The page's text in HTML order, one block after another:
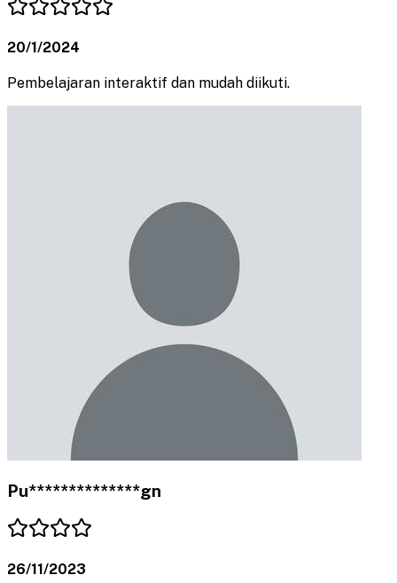
20/1/2024
Pembelajaran interaktif dan mudah diikuti.
Pu**************gn
26/11/2023